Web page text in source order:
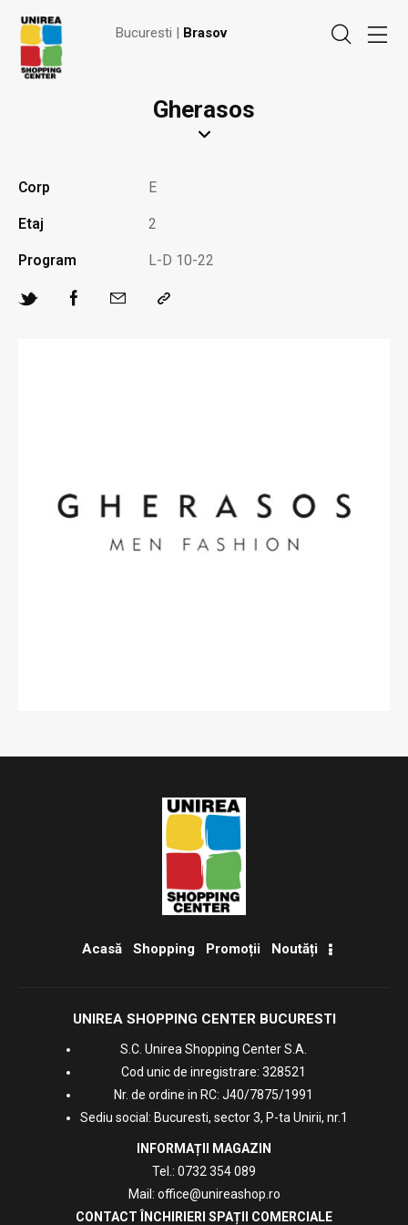
Bucuresti | Brasov
Gherasos
Corp E
Etaj 2
Program L-D 10-22
Acasă Shopping Promoții Noutăți
UNIREA SHOPPING CENTER BUCURESTI
S.C. Unirea Shopping Center S.A.
Cod unic de inregistrare: 328521
Nr. de ordine in RC: J40/7875/1991
Sediu social: Bucuresti, sector 3, P-ta Unirii, nr.1
INFORMAȚII MAGAZIN
Tel.: 0732 354 089
Mail: office@unireashop.ro
CONTACT ÎNCHIRIERI SPAȚII COMERCIALE